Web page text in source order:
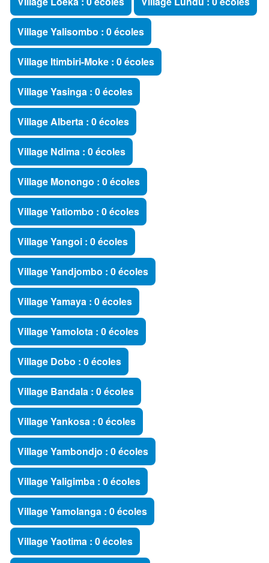
Village Yalisombo : 0 écoles
Village Itimbiri-Moke : 0 écoles
Village Yasinga : 0 écoles
Village Alberta : 0 écoles
Village Ndima : 0 écoles
Village Monongo : 0 écoles
Village Yatiombo : 0 écoles
Village Yangoi : 0 écoles
Village Yandjombo : 0 écoles
Village Yamaya : 0 écoles
Village Yamolota : 0 écoles
Village Dobo : 0 écoles
Village Bandala : 0 écoles
Village Yankosa : 0 écoles
Village Yambondjo : 0 écoles
Village Yaligimba : 0 écoles
Village Yamolanga : 0 écoles
Village Yaotima : 0 écoles